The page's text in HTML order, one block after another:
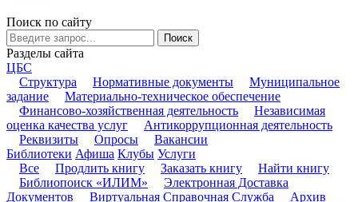
Поиск по сайту
Поиск
Разделы сайта
ЦБС
Структура
Нормативные документы
Муниципальное
задание
Материально-техническое обеспечение
Финансово-хозяйственная деятельность
Независимая
оценка качества услуг
Антикоррупционная деятельность
Реквизиты
Опросы
Вакансии
Библиотеки Афиша Клубы Услуги
Все
Продлить книгу Заказать книгу
Найти книгу
Библиопоиск «ИЛИМ»
Электронная Доставка
Документов
Виртуальная Справочная Служба
Архив